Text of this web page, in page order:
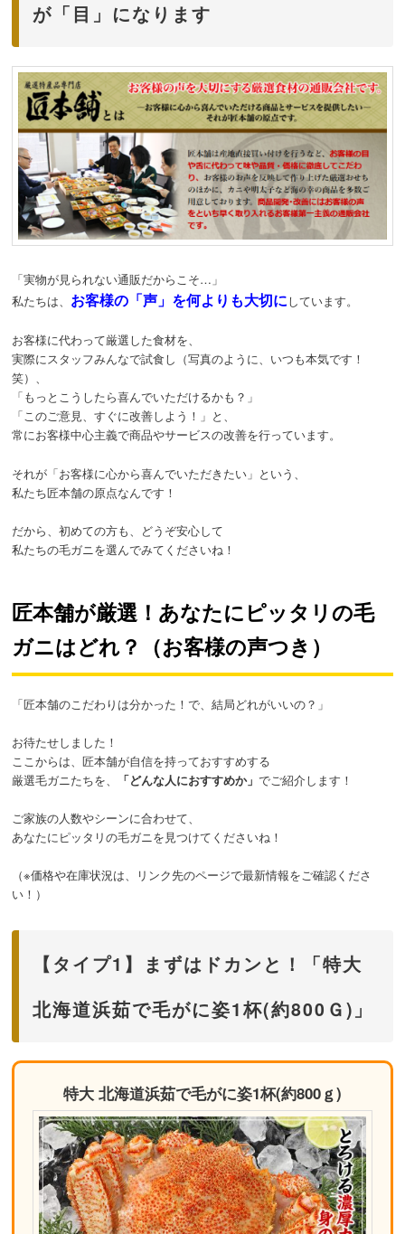
が「目」になります
「実物が見られない通販だからこそ…」
私たちは、 お客様の「声」を何よりも大切にしています。
お客様に代わって厳選した食材を、
実際にスタッフみんなで試食し（写真のように、いつも本気です！
笑）、
「もっとこうしたら喜んでいただけるかも？」
「このご意見、すぐに改善しよう！」と、
常にお客様中心主義で商品やサービスの改善を行っています。
それが「お客様に心から喜んでいただきたい」という、
私たち匠本舗の原点なんです！
だから、初めての方も、どうぞ安心して
私たちの毛ガニを選んでみてくださいね！
匠本舗が厳選！あなたにピッタリの毛
ガニはどれ？（お客様の声つき）
「匠本舗のこだわりは分かった！で、結局どれがいいの？」
お待たせしました！
ここからは、匠本舗が自信を持っておすすめする
厳選毛ガニたちを、
「どんな人におすすめか」でご紹介します！
ご家族の人数やシーンに合わせて、
あなたにピッタリの毛ガニを見つけてくださいね！
（※価格や在庫状況は、リンク先のページで最新情報をご確認くださ
い！）
【タイプ1】まずはドカンと！「特大
北海道浜茹で毛がに姿1杯(約800Ｇ)」
特大 北海道浜茹で毛がに姿1杯(約800ｇ)